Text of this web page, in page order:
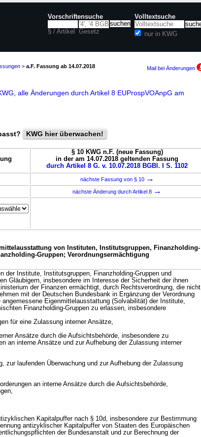
Vorschriftensuche
§ / Artikel Gesetz
Volltextsuche
nur in KWG
> a.F. Fassung ab 14.07.2018 Mail bei Änderungen
alle Änderungen durch Artikel 8 EUProspVOAnpG am
KWG hier überwachen!
§ 10 KWG n.F. (neue Fassung)
in der am 14.07.2018 geltenden Fassung
durch Artikel 8 G. v. 10.07.2018 BGBl. I S. 1102
nächste Fassung von § 10 →
nächste Änderung durch Artikel 8 →
von Instituten, Institutsgruppen, Finanzholding-
Gruppen; Verordnungsermächtigung
der Institute, Institutsgruppen, Finanzholding-Gruppen und
Gläubigern, insbesondere im Interesse der Sicherheit der ihnen
der Finanzen ermächtigt, durch Rechtsverordnung, die nicht
mit der Deutschen Bundesbank in Ergänzung der Verordnung
Eigenmittelausstattung (Solvabilität) der Institute,
Finanzholding-Gruppen zu erlassen, insbesondere
für eine Zulassung interner Ansätze,
Ansätze durch die Aufsichtsbehörde, insbesondere zu
an interne Ansätze und zur Aufhebung der Zulassung interner
zur laufenden Überwachung und zur Aufhebung der Zulassung
an interne Ansätze durch die Aufsichtsbehörde,
Kapitalpuffer nach § 10d, insbesondere zur Bestimmung
antizyklischer Kapitalpuffer von Staaten des Europäischen
der Bundesanstalt und zur Berechnung der